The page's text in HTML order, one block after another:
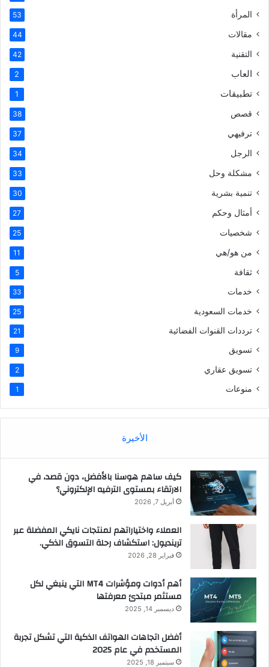
المرأة 53
مقالات 44
التقنية 42
العاب 2
تطبيقات 1
قصص 38
ترفيهي 37
الرجل 34
مشكلة وحل 33
تنمية بشرية 30
أمثال وحكم 27
شخصيات 25
من هو/هي 11
ثقافة 5
خدمات 33
خدمات السعودية 25
ترددات القنوات الفضائية 21
تسويق 9
تسويق عقاري 2
منوعات 1
الأخيرة
كيف ساهم هوسنا بالأفضل، دون قصد، في
الارتقاء بمستوى الترفيه الإلكتروني؟
أبريل 7, 2026
العملاء واختياراتهم لمنتجات نايكي المفضلة عبر
ترينديول: استكشاف رحلة التسوق الذكي.
فبراير 28, 2026
أهم أدوات ومؤشرات MT4 التي ينبغي لكل
مستثمر مبتدئ معرفتها
ديسمبر 14, 2025
أفضل اتجاهات الهواتف الذكية التي تشكل تجربة
المستخدم في عام 2025
سبتمبر 18, 2025